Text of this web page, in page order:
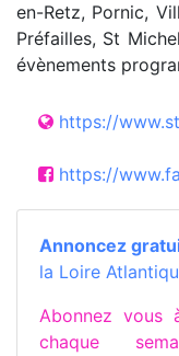
en-Retz, Pornic,
Préfailles, St
évènements
https://
https://
Annoncez
la Loire
Abonnez vous
chaque